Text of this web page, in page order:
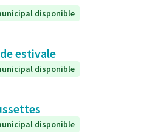
disponible
estivale
disponible
disponible